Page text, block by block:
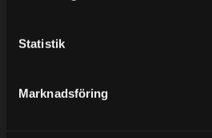
Statistik
Marknadsföring
Mån-Tors: 10:30-15:00